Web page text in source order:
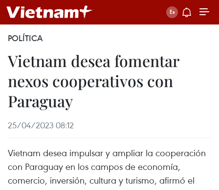
POLÍTICA
Vietnam desea fomentar
nexos cooperativos con
Paraguay
25/04/2023 08:12
Vietnam desea impulsar y ampliar la cooperación
con Paraguay en los campos de economía,
comercio, inversión, cultura y turismo, afirmó el